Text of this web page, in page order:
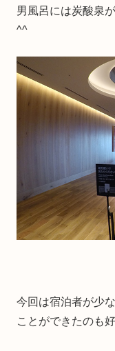
男風呂には炭酸泉
^^
今回は宿泊者が少
ことができたのも